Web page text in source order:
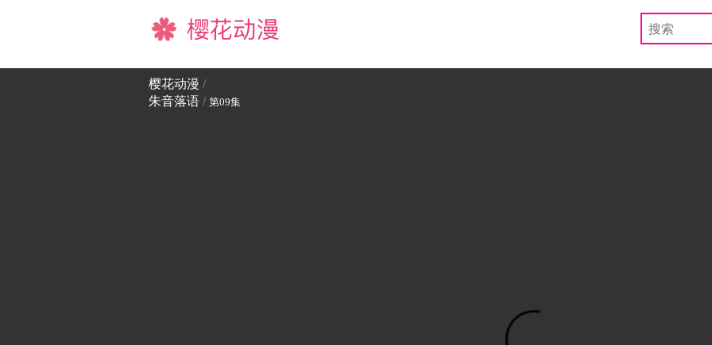
樱花动漫
樱花动漫 /
朱音落语 / 第09集